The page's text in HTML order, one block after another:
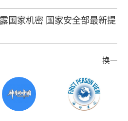
国家机密 国家安全部最新提
换一批